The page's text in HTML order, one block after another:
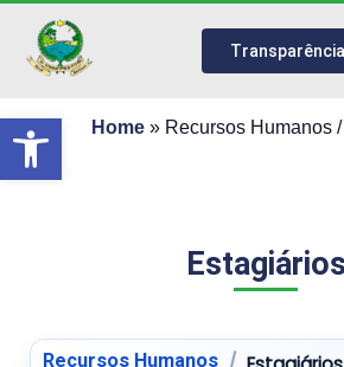
Abrir a barra de ferramentas
Transparência
Home» Recursos Humanos
Estagiários